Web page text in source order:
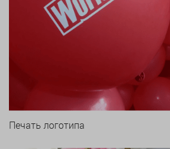
Печать логотипа